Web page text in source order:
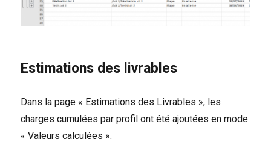
Estimations des livrables
Dans la page « Estimations des Livrables », les
charges cumulées par profil ont été ajoutées en mode
« Valeurs calculées ».